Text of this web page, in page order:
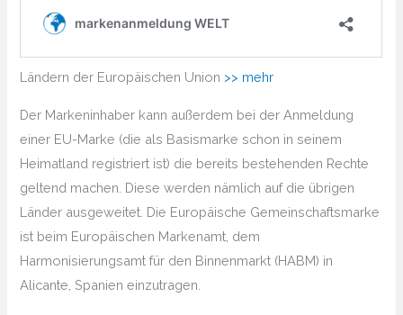
Ländern der Europäischen Union >> mehr
Der Markeninhaber kann außerdem bei der Anmeldung
einer EU-Marke (die als Basismarke schon in seinem
Heimatland registriert ist) die bereits bestehenden Rechte
geltend machen. Diese werden nämlich auf die übrigen
Länder ausgeweitet. Die Europäische Gemeinschaftsmarke
ist beim Europäischen Markenamt, dem
Harmonisierungsamt für den Binnenmarkt (HABM) in
Alicante, Spanien einzutragen.